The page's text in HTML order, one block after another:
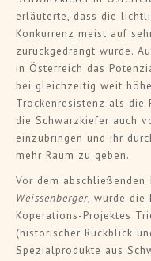
erläuterte, dass die
Konkurrenz meist auf
zurückgedrängt wurde.
in Österreich das
bei gleichzeitig weit
Trockenresistenz als die
die Schwarzkiefer auch
einzubringen und ihr
mehr Raum zu geben.
Vor dem
Weissenberger, wurde die
Koperations-Projektes
(historischer Rückblick
Spezialprodukte aus